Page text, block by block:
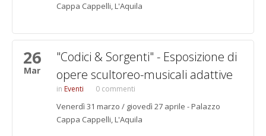
Cappa Cappelli, L'Aquila
26
Mar
"Codici & Sorgenti" - Esposizione di
opere scultoreo-musicali adattive
Eventi 0 commenti
Venerdì 31 marzo / giovedì 27 aprile - Palazzo
Cappa Cappelli, L'Aquila